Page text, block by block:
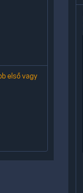
első vagy